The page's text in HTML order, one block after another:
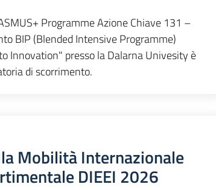
Programme Azione Chiave 131 –
BIP (Blended Intensive Programme)
Innovation" presso la Dalarna Univesity è
di scorrimento.
Mobilità Internazionale
DIEEI 2026